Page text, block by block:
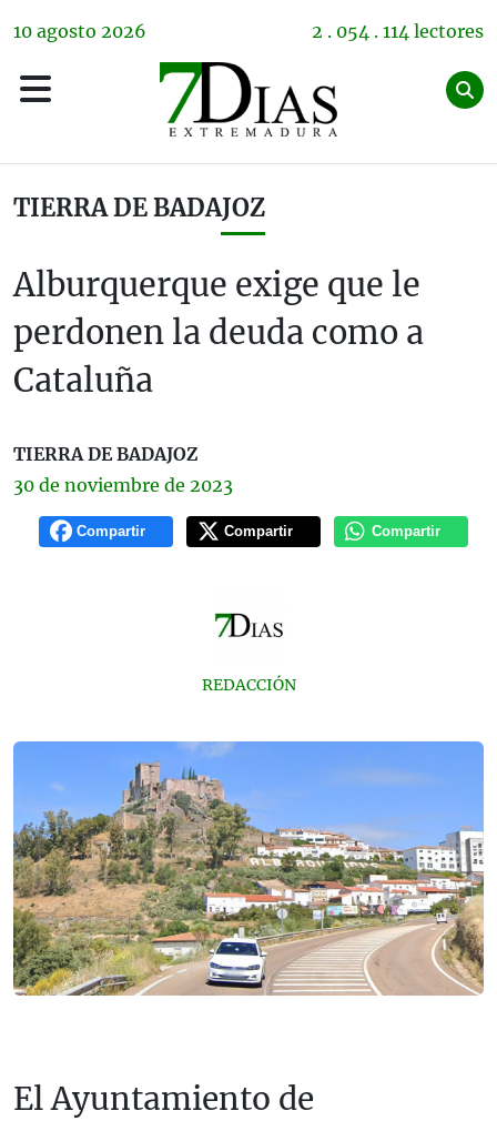
10 agosto 2026 2 . 054 . 114 lectores
TIERRA DE BADAJOZ
Alburquerque exige que le
perdonen la deuda como a
Cataluña
TIERRA DE BADAJOZ
30 de noviembre de 2023
Compartir Compartir Compartir
REDACCIÓN
El Ayuntamiento de